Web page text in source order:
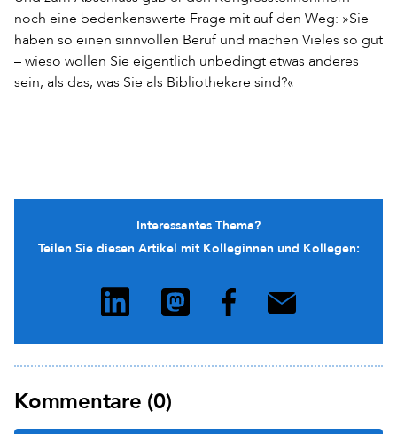
noch eine bedenkenswerte Frage mit auf den Weg: »Sie
haben so einen sinnvollen Beruf und machen Vieles so gut
– wieso wollen Sie eigentlich unbedingt etwas anderes
sein, als das, was Sie als Bibliothekare sind?«
Interessantes Thema?
Teilen Sie diesen Artikel mit Kolleginnen und Kollegen:
Kommentare (0)